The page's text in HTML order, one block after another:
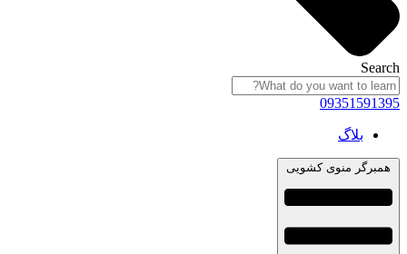
Search
09351591395
بلاگ
همبرگر منوی کشویی